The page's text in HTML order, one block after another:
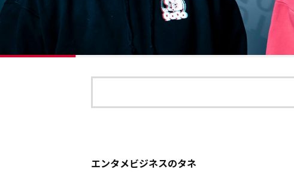
エンタメビジネスのタネ